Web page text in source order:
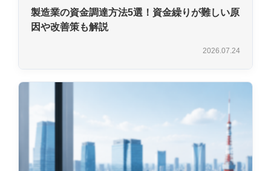
製造業の資金調達方法5選！資金繰りが難しい原
因や改善策も解説
2026.07.24